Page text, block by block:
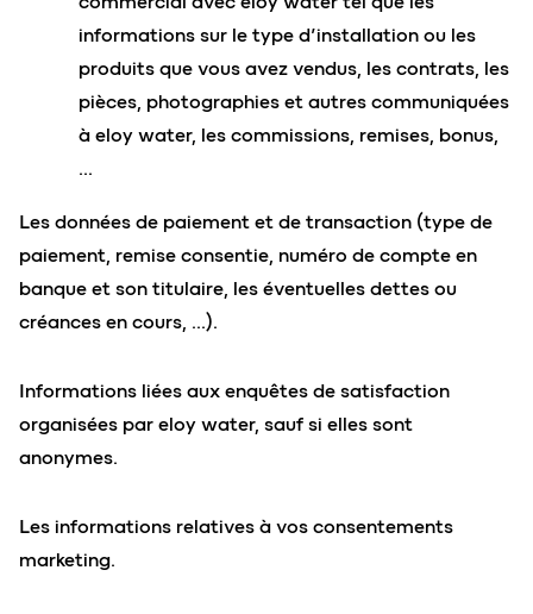
informations sur le type d’installation ou les
produits que vous avez vendus, les contrats, les
pièces, photographies et autres communiquées
à eloy water, les commissions, remises, bonus,
…
Les données de paiement et de transaction (type de
paiement, remise consentie, numéro de compte en
banque et son titulaire, les éventuelles dettes ou
créances en cours, …).
Informations liées aux enquêtes de satisfaction
organisées par eloy water, sauf si elles sont
anonymes.
Les informations relatives à vos consentements
marketing.